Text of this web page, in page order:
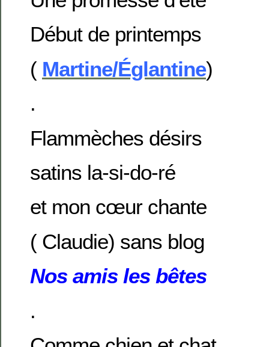
Début de printemps
( Martine/Églantine)
.
Flammèches désirs
satins la-si-do-ré
et mon cœur chante
( Claudie) sans blog
Nos amis les bêtes
.